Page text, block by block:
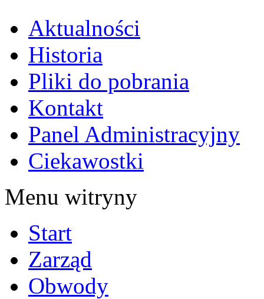
Aktualności
Historia
Pliki do pobrania
Kontakt
Panel Administracyjny
Ciekawostki
Menu witryny
Start
Zarząd
Obwody